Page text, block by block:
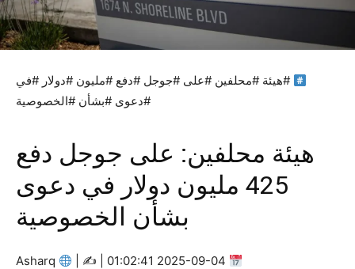
#هيئة #محلفين #على #جوجل #دفع #مليون #دولار #في
#دعوى #بشأن #الخصوصية
هيئة محلفين: على جوجل دفع
425 مليون دولار في دعوى
بشأن الخصوصية